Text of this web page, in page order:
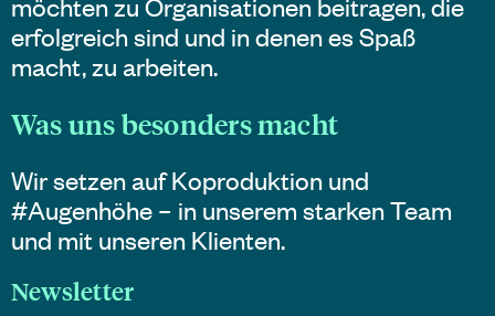
möchten zu Organisationen beitragen, die
erfolgreich sind und in denen es Spaß
macht, zu arbeiten.
Was uns besonders macht
Wir setzen auf Koproduktion und
#Augenhöhe – in unserem starken Team
und mit unseren Klienten.
Newsletter